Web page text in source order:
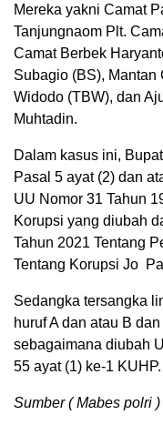
Mereka yakni Camat
Tanjungnaom Plt.
Camat Berbek
Subagio (BS), Mantan
Widodo (TBW), dan
Muhtadin.
Dalam kasus ini,
Pasal 5 ayat (2) dan
UU Nomor 31 Tahun
Korupsi yang diubah
Tahun 2021 Tentang
Tentang Korupsi Jo
Sedangka tersangka
huruf A dan atau B
sebagaimana diubah
55 ayat (1) ke-1 KUHP.
Sumber ( Mabes polri )